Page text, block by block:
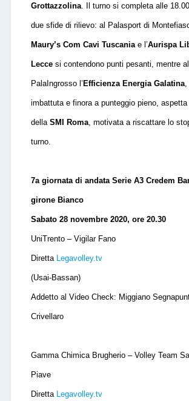
Grottazzolina. Il turno si completa alle
due sfide di rilievo: al Palasport di
Maury’s Com Cavi Tuscaniae l’Aurispa
Lecce si contendono punti pesanti, mentre al
PalaIngrosso l’ Efficienza Energia Galatina,
imbattuta e finora a punteggio pieno,
della SMI Roma, motivata a riscattare lo
turno.
7a giornata di andata Serie A3 Credem
girone Bianco
Sabato 28 novembre 2020, ore 20.30
UniTrento – Vigilar Fano
Diretta Legavolley.tv
(Usai-Bassan)
Addetto al Video Check: Miggiano
Crivellaro
Gamma Chimica Brugherio – Volley Team
Piave
Diretta Legavolley.tv